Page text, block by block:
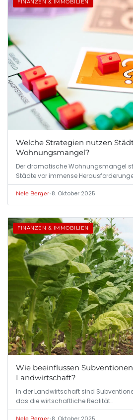
FINANZEN & IMMOBILIEN
Welche Strategien nutzen
Wohnungsmangel?
Der dramatische Wohnungsmangel
Städte vor immense
Nele Berger•8. Oktober 2025
FINANZEN & IMMOBILIEN
Wie beeinflussen
Landwirtschaft?
In der Landwirtschaft sind
das die wirtschaftliche Realität…